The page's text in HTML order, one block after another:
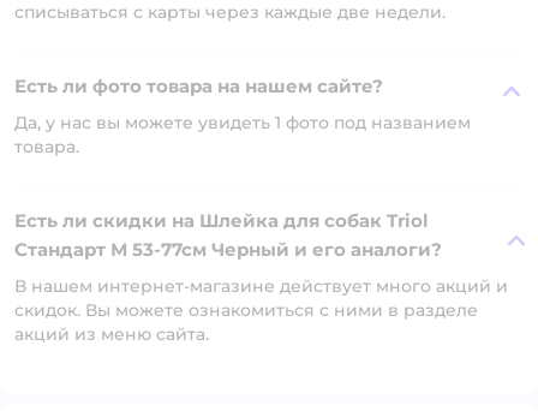
списываться с карты через каждые две недели.
Есть ли фото товара на нашем сайте?
Да, у нас вы можете увидеть 1 фото под названием
товара.
Есть ли скидки на Шлейка для собак Triol
Стандарт М 53-77см Черный и его аналоги?
В нашем интернет-магазине действует много акций и
скидок. Вы можете ознакомиться с ними в разделе
акций из меню сайта.